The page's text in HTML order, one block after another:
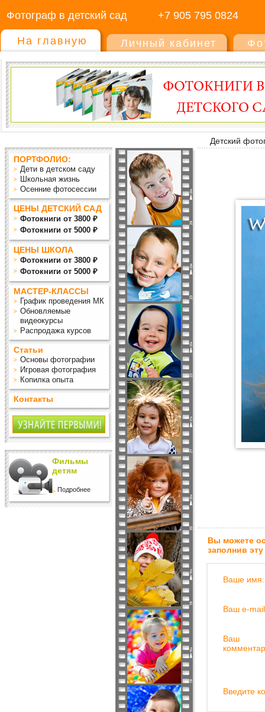
Фотограф в детский сад +7 905 795 0824
На главную Личный кабинет
Детский
ПОРТФОЛИО:
Дети в детском саду
Школьная жизнь
Осенние фотосессии
ЦЕНЫ ДЕТСКИЙ САД
Фотокниги от 3800 ₽
Фотокниги от 5000 ₽
ЦЕНЫ ШКОЛА
Фотокниги от 3800 ₽
Фотокниги от 5000 ₽
МАСТЕР-КЛАССЫ
График проведения МК
Обновляемые
видеокурсы
Распродажа курсов
Статьи
Основы фотографии
Игровая фотография
Копилка опыта
Контакты
Фильмы
детям
Подробнее
Вы можете
заполнив
Ваше имя:
Ваш e-
Ваш
Введите